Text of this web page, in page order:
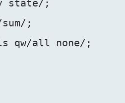
state/;
;
qw/all none/;